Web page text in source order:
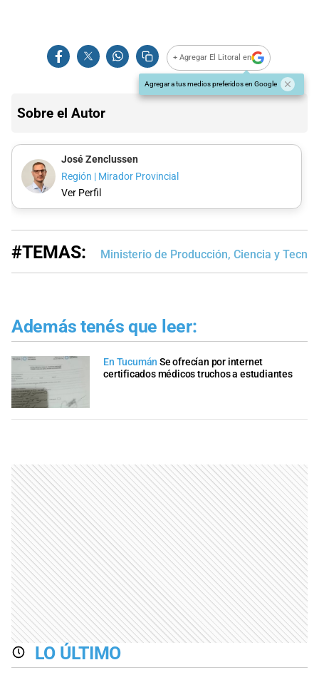
+ Agregar El Litoral en
Agregar a tus medios preferidos en Google
Sobre el Autor
José Zenclussen
Región | Mirador Provincial
Ver Perfil
#TEMAS: Ministerio de Producción, Ciencia y
Además tenés que leer:
En Tucumán Se ofrecían por internet
certificados médicos truchos a estudiantes
LO ÚLTIMO